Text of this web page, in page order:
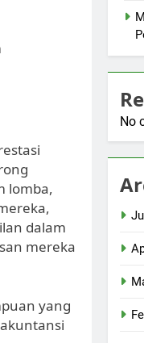
lomba,
dalam
mereka
yang
No